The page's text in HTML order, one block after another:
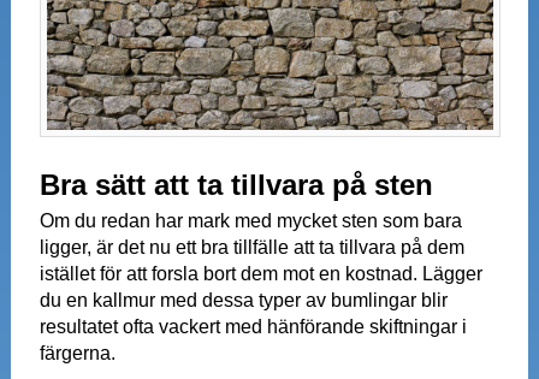
Bra sätt att ta tillvara på sten
Om du redan har mark med mycket sten som bara
ligger, är det nu ett bra tillfälle att ta tillvara på dem
istället för att forsla bort dem mot en kostnad. Lägger
du en kallmur med dessa typer av bumlingar blir
resultatet ofta vackert med hänförande skiftningar i
färgerna.